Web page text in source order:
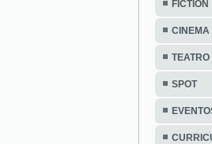
FICTION
CINEMA
TEATRO
SPOT